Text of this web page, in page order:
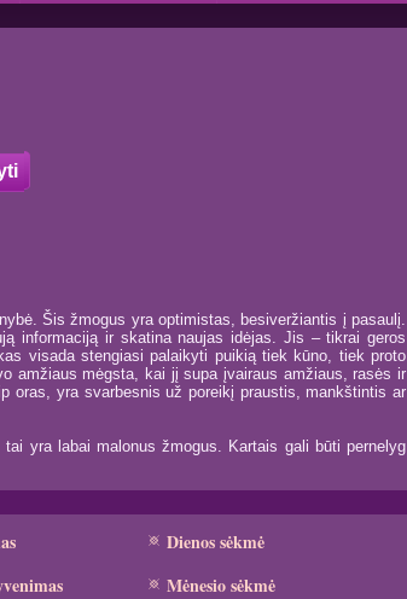
Šis žmogus yra optimistas, besiveržiantis į pasaulį.
informaciją ir skatina naujas idėjas. Jis – tikrai geros
visada stengiasi palaikyti puikią tiek kūno, tiek proto
amžiaus mėgsta, kai jį supa įvairaus amžiaus, rasės ir
oras, yra svarbesnis už poreikį praustis, mankštintis ar
yra labai malonus žmogus. Kartais gali būti pernelyg
Dienos sėkmė
Mėnesio sėkmė